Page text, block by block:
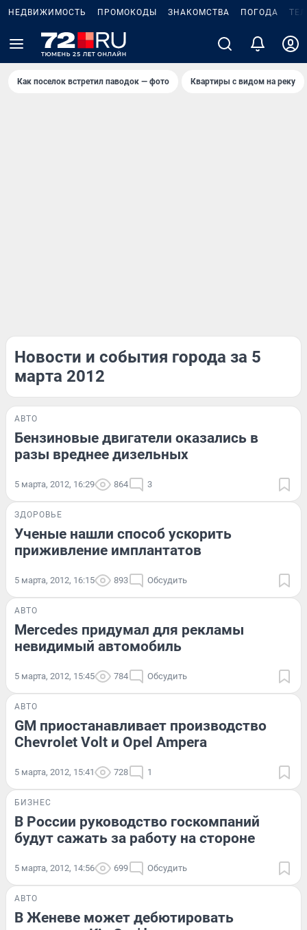
НЕДВИЖИМОСТЬ ПРОМОКОДЫ ЗНАКОМСТВА ПОГОДА
Как поселок встретил паводок — фото Квартиры с видом на реку
Новости и события города за 5
марта 2012
АВТО
Бензиновые двигатели оказались в
разы вреднее дизельных
5 марта, 2012, 16:29 864 3
ЗДОРОВЬЕ
Ученые нашли способ ускорить
приживление имплантатов
5 марта, 2012, 16:15 893 Обсудить
АВТО
Mercedes придумал для рекламы
невидимый автомобиль
5 марта, 2012, 15:45 784 Обсудить
АВТО
GM приостанавливает производство
Chevrolet Volt и Opel Ampera
5 марта, 2012, 15:41 728 1
БИЗНЕС
В России руководство госкомпаний
будут сажать за работу на стороне
5 марта, 2012, 14:56 699 Обсудить
АВТО
В Женеве может дебютировать